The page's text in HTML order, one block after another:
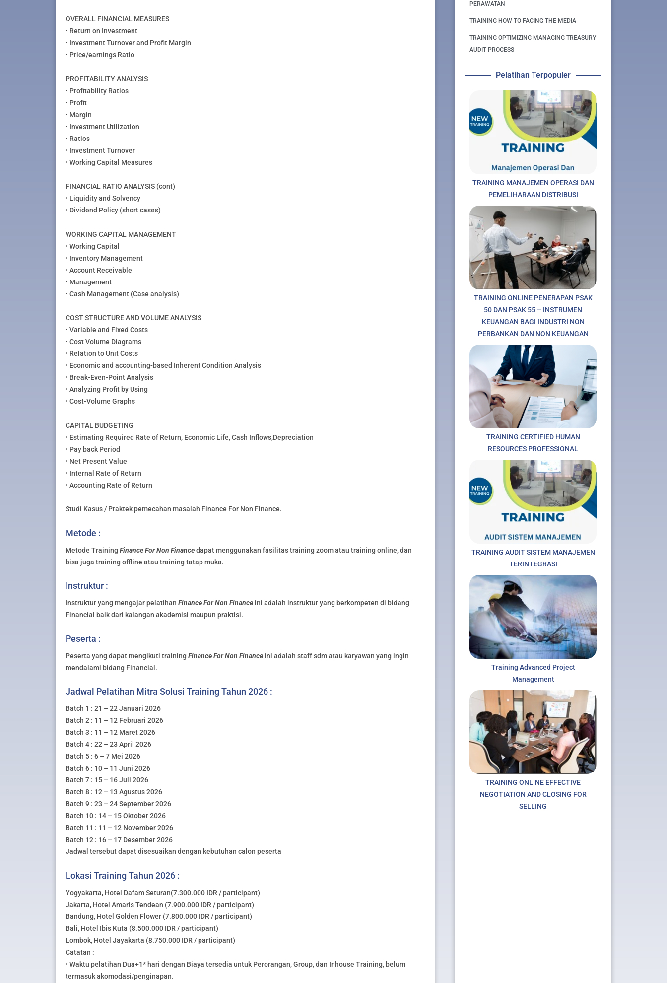
OVERALL FINANCIAL MEASURES
• Return on Investment
• Investment Turnover and Profit Margin
• Price/earnings Ratio
PROFITABILITY ANALYSIS
• Profitability Ratios
• Profit
• Margin
• Investment Utilization
• Ratios
• Investment Turnover
• Working Capital Measures
FINANCIAL RATIO ANALYSIS (cont)
• Liquidity and Solvency
• Dividend Policy (short cases)
WORKING CAPITAL MANAGEMENT
• Working Capital
• Inventory Management
• Account Receivable
• Management
• Cash Management (Case analysis)
COST STRUCTURE AND VOLUME ANALYSIS
• Variable and Fixed Costs
• Cost Volume Diagrams
• Relation to Unit Costs
• Economic and accounting-based Inherent Condition Analysis
• Break-Even-Point Analysis
• Analyzing Profit by Using
• Cost-Volume Graphs
CAPITAL BUDGETING
• Estimating Required Rate of Return, Economic Life, Cash Inflows,Depreciation
• Pay back Period
• Net Present Value
• Internal Rate of Return
• Accounting Rate of Return
Studi Kasus / Praktek pemecahan masalah Finance For Non Finance.
Metode :
Metode Training Finance For Non Financedapat menggunakan fasilitas training zoom atau training online, dan
bisa juga training offline atau training tatap muka.
Instruktur :
Instruktur yang mengajar pelatihan Finance For Non Finance ini adalah instruktur yang berkompeten di bidang
Financial baik dari kalangan akademisi maupun praktisi.
Peserta :
Peserta yang dapat mengikuti training Finance For Non Finance ini adalah staff sdm atau karyawan yang ingin
mendalami bidang Financial.
Jadwal Pelatihan Mitra Solusi Training Tahun 2026 :
Batch 1 : 21 – 22 Januari 2026
Batch 2 : 11 – 12 Februari 2026
Batch 3 : 11 – 12 Maret 2026
Batch 4 : 22 – 23 April 2026
Batch 5 : 6 – 7 Mei 2026
Batch 6 : 10 – 11 Juni 2026
Batch 7 : 15 – 16 Juli 2026
Batch 8 : 12 – 13 Agustus 2026
Batch 9 : 23 – 24 September 2026
Batch 10 : 14 – 15 Oktober 2026
Batch 11 : 11 – 12 November 2026
Batch 12 : 16 – 17 Desember 2026
Jadwal tersebut dapat disesuaikan dengan kebutuhan calon peserta
Lokasi Training Tahun 2026 :
Yogyakarta, Hotel Dafam Seturan(7.300.000 IDR / participant)
Jakarta, Hotel Amaris Tendean (7.900.000 IDR / participant)
Bandung, Hotel Golden Flower (7.800.000 IDR / participant)
Bali, Hotel Ibis Kuta (8.500.000 IDR / participant)
Lombok, Hotel Jayakarta (8.750.000 IDR / participant)
Catatan :
• Waktu pelatihan Dua+1* hari dengan Biaya tersedia untuk Perorangan, Group, dan Inhouse Training, belum
termasuk akomodasi/penginapan.
PERAWATAN
TRAINING HOW TO FACING THE MEDIA
TRAINING OPTIMIZING MANAGING TREASURY
AUDIT PROCESS
Pelatihan Terpopuler
TRAINING MANAJEMEN OPERASI DAN
PEMELIHARAAN DISTRIBUSI
TRAINING ONLINE PENERAPAN PSAK
50 DAN PSAK 55 – INSTRUMEN
KEUANGAN BAGI INDUSTRI NON
PERBANKAN DAN NON KEUANGAN
TRAINING CERTIFIED HUMAN
RESOURCES PROFESSIONAL
TRAINING AUDIT SISTEM MANAJEMEN
TERINTEGRASI
Training Advanced Project
Management
TRAINING ONLINE EFFECTIVE
NEGOTIATION AND CLOSING FOR
SELLING